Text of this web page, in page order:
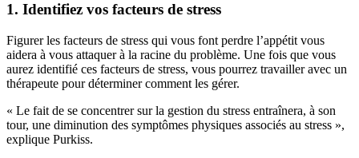
1. Identifiez vos facteurs de stress
Figurer les facteurs de stress qui vous font perdre l’appétit vous
aidera à vous attaquer à la racine du problème. Une fois que vous
aurez identifié ces facteurs de stress, vous pourrez travailler avec un
thérapeute pour déterminer comment les gérer.
« Le fait de se concentrer sur la gestion du stress entraînera, à son
tour, une diminution des symptômes physiques associés au stress »,
explique Purkiss.